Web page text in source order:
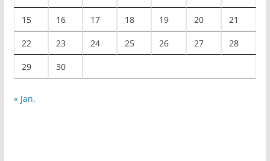
15 16 17 18 19 20 21
22 23 24 25 26 27 28
29 30
« Jan.